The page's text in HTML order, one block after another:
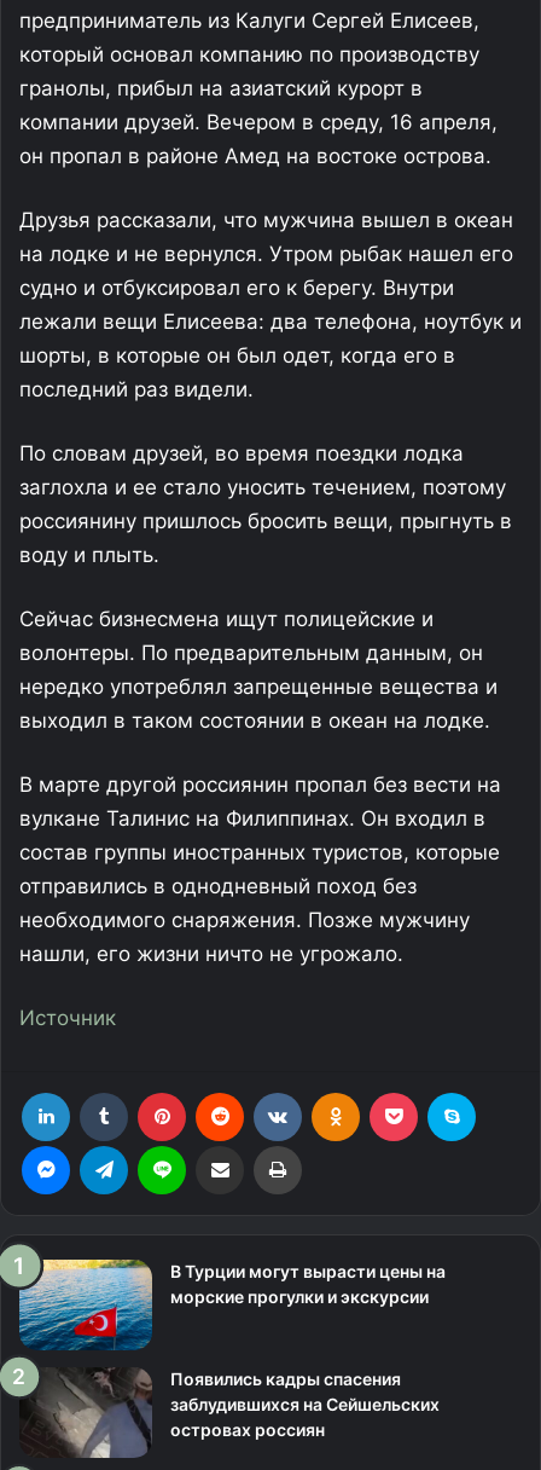
предприниматель из Калуги Сергей Елисеев,
который основал компанию по производству
гранолы, прибыл на азиатский курорт в
компании друзей. Вечером в среду, 16 апреля,
он пропал в районе Амед на востоке острова.
Друзья рассказали, что мужчина вышел в океан
на лодке и не вернулся. Утром рыбак нашел его
судно и отбуксировал его к берегу. Внутри
лежали вещи Елисеева: два телефона, ноутбук и
шорты, в которые он был одет, когда его в
последний раз видели.
По словам друзей, во время поездки лодка
заглохла и ее стало уносить течением, поэтому
россиянину пришлось бросить вещи, прыгнуть в
воду и плыть.
Сейчас бизнесмена ищут полицейские и
волонтеры. По предварительным данным, он
нередко употреблял запрещенные вещества и
выходил в таком состоянии в океан на лодке.
В марте другой россиянин пропал без вести на
вулкане Талинис на Филиппинах. Он входил в
состав группы иностранных туристов, которые
отправились в однодневный поход без
необходимого снаряжения. Позже мужчину
нашли, его жизни ничто не угрожало.
Источник
В Турции могут вырасти цены на
морские прогулки и экскурсии
Появились кадры спасения
заблудившихся на Сейшельских
островах россиян